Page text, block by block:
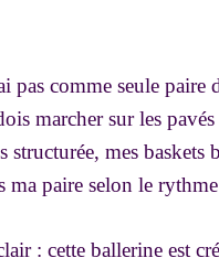
pas comme seule paire
marcher sur les
structurée, mes baskets
ma paire selon le
: cette ballerine est